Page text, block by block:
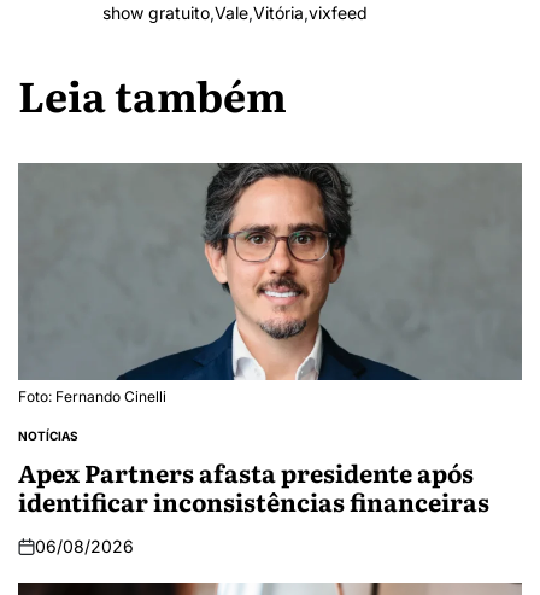
show gratuito,Vale,Vitória,vixfeed
Leia também
Foto: Fernando Cinelli
NOTÍCIAS
Apex Partners afasta presidente após
identificar inconsistências financeiras
06/08/2026